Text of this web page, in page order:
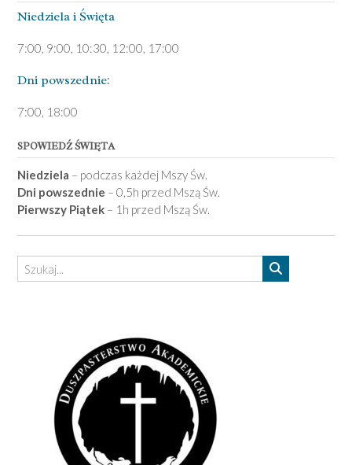
Niedziela ­i Święta
7:00, 9:00, 10:30, 12:00, 17:00
Dni pows­zednie:
7­:00, 18:00­
SPOWIEDŹ ŚWIĘTA
Niedziela – podczas każdej Mszy Św.
Dni powszednie – 0,5h przed Mszą Św.
Pierwszy Piątek – 1h przed Mszą Św.